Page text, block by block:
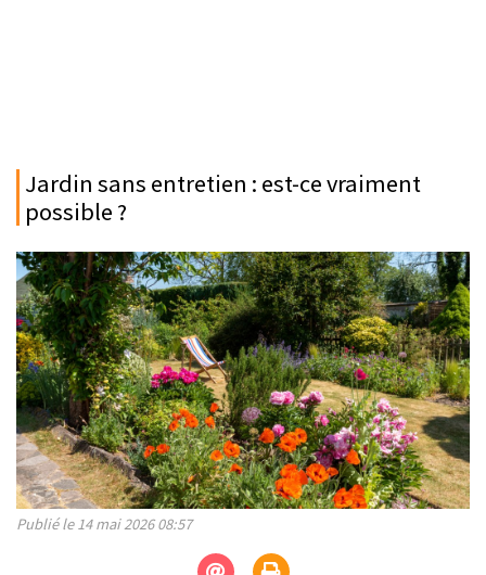
Jardin sans entretien : est-ce vraiment
possible ?
Publié le 14 mai 2026 08:57